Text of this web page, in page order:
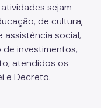
sejam
de cultura,
assistência social,
investimentos,
atendidos os
e Decreto.